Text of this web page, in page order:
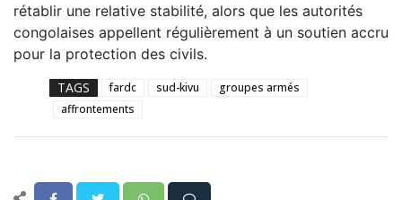
rétablir une relative stabilité, alors que les autorités
congolaises appellent régulièrement à un soutien accru
pour la protection des civils.
TAGS fardc sud-kivu
groupes armés
affrontements